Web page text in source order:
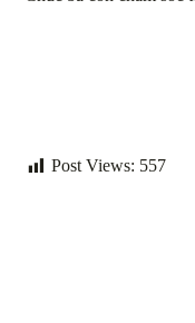
Post Views: 557